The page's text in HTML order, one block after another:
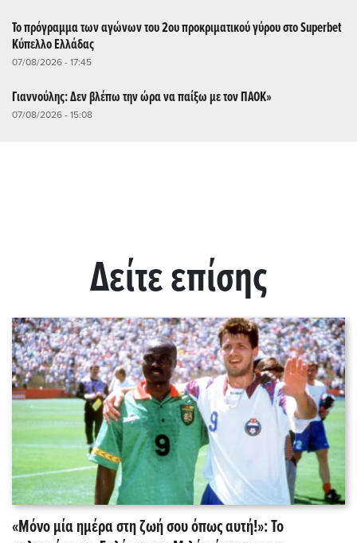
Το πρόγραμμα των αγώνων του 2ου προκριματικού γύρου στο Superbet
Κύπελλο Ελλάδας
07/08/2026 - 17:45
Γιαννούλης: Δεν βλέπω την ώρα να παίξω με τον ΠΑΟΚ»
07/08/2026 - 15:08
Δείτε επίσης
«Μόνο μία ημέρα στη ζωή σου όπως αυτή!»: Το